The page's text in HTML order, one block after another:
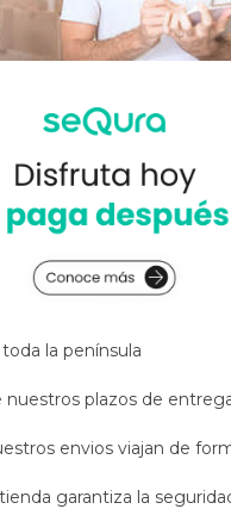
la península
nuestros plazos de
envios viajan de
garantiza la